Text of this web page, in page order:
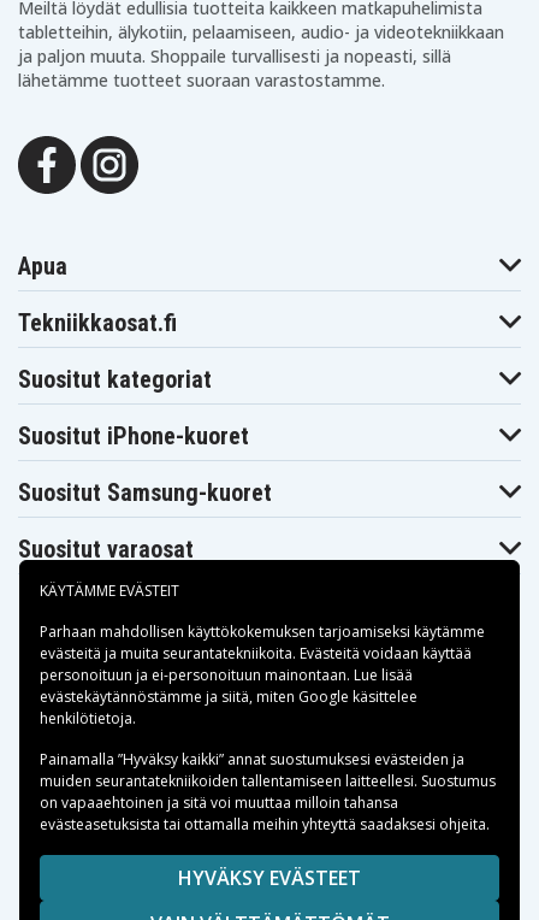
Meiltä löydät edullisia tuotteita kaikkeen matkapuhelimista
tabletteihin, älykotiin, pelaamiseen, audio- ja videotekniikkaan
ja paljon muuta. Shoppaile turvallisesti ja nopeasti, sillä
lähetämme tuotteet suoraan varastostamme.
Apua
Tekniikkaosat.fi
Suositut kategoriat
Suositut iPhone-kuoret
Suositut Samsung-kuoret
Suositut varaosat
Maksuvaihtoehdot
Toimitusvaihtoehdot
Copyright © 2026, Spares Nordic AB
SIVULLA MAINITUT TAVARAMERKIT OVAT OMISTAJIENSA
KÄYTÄMME EVÄSTEIT
Parhaan mahdollisen käyttökokemuksen tarjoamiseksi käytämme
evästeitä ja muita seurantatekniikoita. Evästeitä voidaan käyttää
personoituun ja ei-personoituun mainontaan. Lue lisää
evästekäytännöstämme ja siitä, miten Google käsittelee
henkilötietoja.
Painamalla ”Hyväksy kaikki” annat suostumuksesi evästeiden ja
muiden seurantatekniikoiden tallentamiseen laitteellesi. Suostumus
on vapaaehtoinen ja sitä voi muuttaa milloin tahansa
evästeasetuksista tai ottamalla meihin yhteyttä saadaksesi ohjeita.
HYVÄKSY EVÄSTEET